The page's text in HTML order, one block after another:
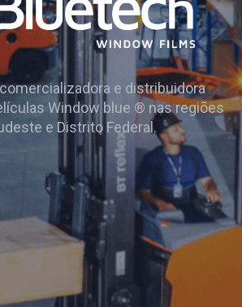
e distribuidora
Window blue ® nas regiões
e Distrito Federal.